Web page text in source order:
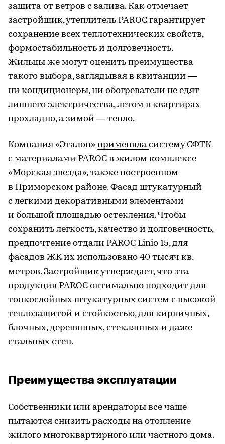
защита от ветров с залива. Как отмечает
застройщик, утеплитель PAROC гарантирует
сохранение всех теплотехнических свойств,
формостабильность и долговечность.
Жильцы же могут оценить преимущества
такого выбора, заглядывая в квитанции —
ни кондиционеры, ни обогреватели не едят
лишнего электричества, летом в квартирах
прохладно, а зимой — тепло.
Компания «Эталон» применяла систему СФТК
с материалами PAROC в жилом комплексе
«Морская звезда», также построенном
в Приморском районе. Фасад штукатурный
с легкими декоративными элементами
и большой площадью остекления. Чтобы
сохранить легкость, качество и долговечность,
предпочтение отдали PAROC Linio 15, для
фасадов ЖК их использовано 40 тысяч кв.
метров. Застройщик утверждает, что эта
продукция PAROC оптимально подходит для
тонкослойных штукатурных систем с высокой
теплозащитой и стойкостью, для кирпичных,
блочных, деревянных, стеклянных и даже
стальных стен.
Преимущества эксплуатации
Собственники или арендаторы все чаще
пытаются снизить расходы на отопление
жилого многоквартирного или частного дома.